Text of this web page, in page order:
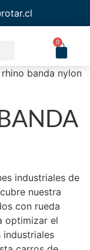
0
banda nylon
industriales de
nuestra
con rueda
optimizar el